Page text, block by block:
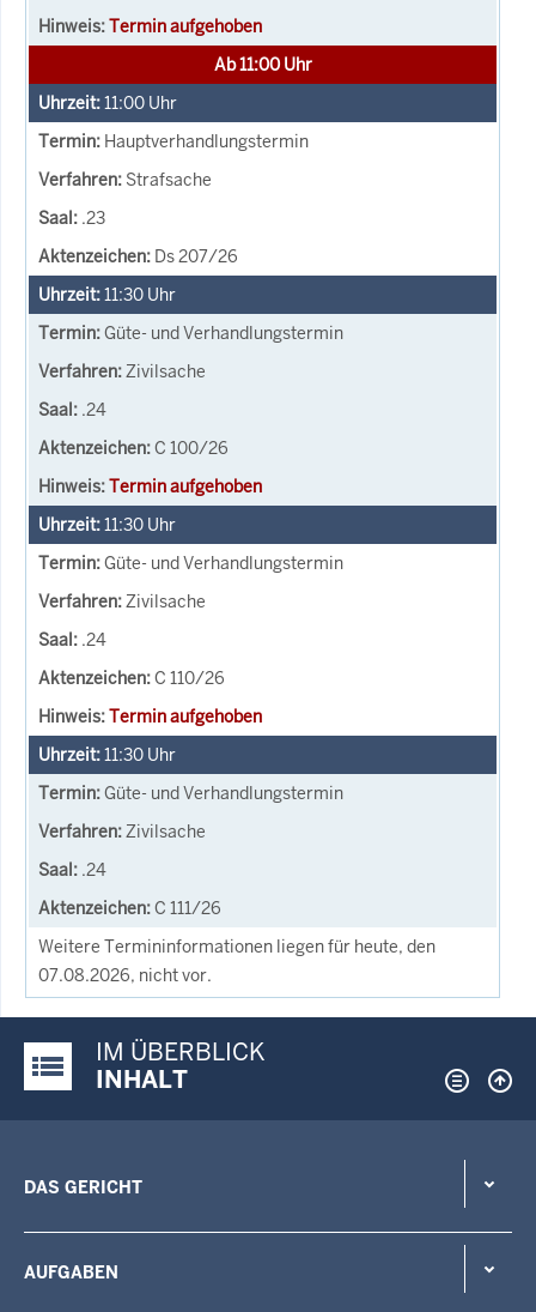
Termin aufgehoben
Ab 11:00 Uhr
11:00 Uhr
Hauptverhandlungstermin
Strafsache
.23
Ds 207/26
11:30 Uhr
Güte- und Verhandlungstermin
Zivilsache
.24
C 100/26
Termin aufgehoben
11:30 Uhr
Güte- und Verhandlungstermin
Zivilsache
.24
C 110/26
Termin aufgehoben
11:30 Uhr
Güte- und Verhandlungstermin
Zivilsache
.24
C 111/26
Weitere Termininformationen liegen für heute, den
07.08.2026, nicht vor.
Justiz-Portal im Überblick:
IM ÜBERBLICK
INHALT
DAS GERICHT
AUFGABEN